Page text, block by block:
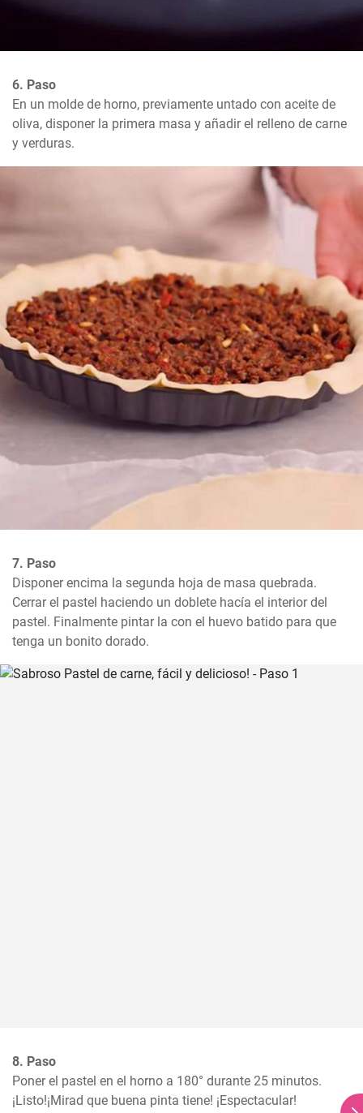
6. Paso
En un molde de horno, previamente untado con aceite de
oliva, disponer la primera masa y añadir el relleno de carne
y verduras.
7. Paso
Disponer encima la segunda hoja de masa quebrada.
Cerrar el pastel haciendo un doblete hacía el interior del
pastel. Finalmente pintar la con el huevo batido para que
tenga un bonito dorado.
8. Paso
Poner el pastel en el horno a 180° durante 25 minutos.
¡Listo!¡Mirad que buena pinta tiene! ¡Espectacular!